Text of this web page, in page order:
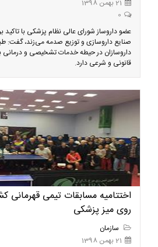
21 بهمن 1398
0
عضو داروساز شورای عالی نظام پزشکی با تاکید
صنایع داروسازی و توزیع صدمه می‌زند، گفت:
داروسازان در حیطه خدمات تشخیصی و درمانی
قانونی و شرعی دارد.
اختتامیه مسابقات تیمی قهرمانی
روی میز پزشکی
سازمان
21 بهمن 1398